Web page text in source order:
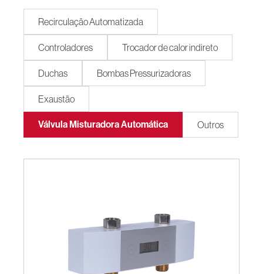
Recirculação Automatizada
Controladores Trocador de calor indireto
Duchas Bombas Pressurizadoras
Exaustão
Válvula Misturadora Automática Outros